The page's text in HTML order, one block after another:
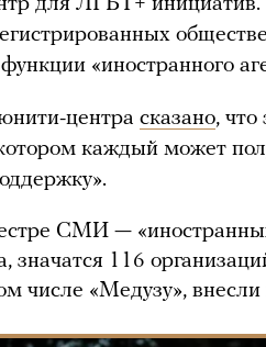
для ЛГБТ+
«иностранного
центра сказано,
каждый может
СМИ —
значатся 116
числе «Медузу», внесли